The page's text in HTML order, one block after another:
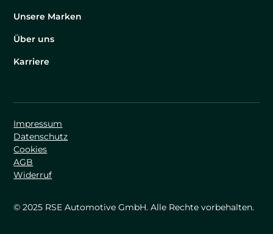
Unsere Marken
Über uns
Karriere
© 2025 RSE Automotive GmbH. Alle Rechte vorbehalten.
Impressum
Datenschutz
Cookies
AGB
Widerruf